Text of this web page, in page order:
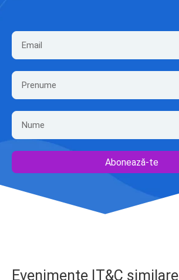
Abonează-te
Evenimente IT&C similare